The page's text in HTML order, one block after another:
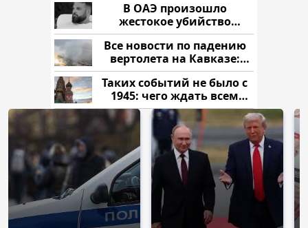
В ОАЭ произошло
жестокое убийство
криптомиллионера
Все новости по падению
вертолета на Кавказе:
читать здесь
Таких событий не было с
1945: чего ждать всем
нам?